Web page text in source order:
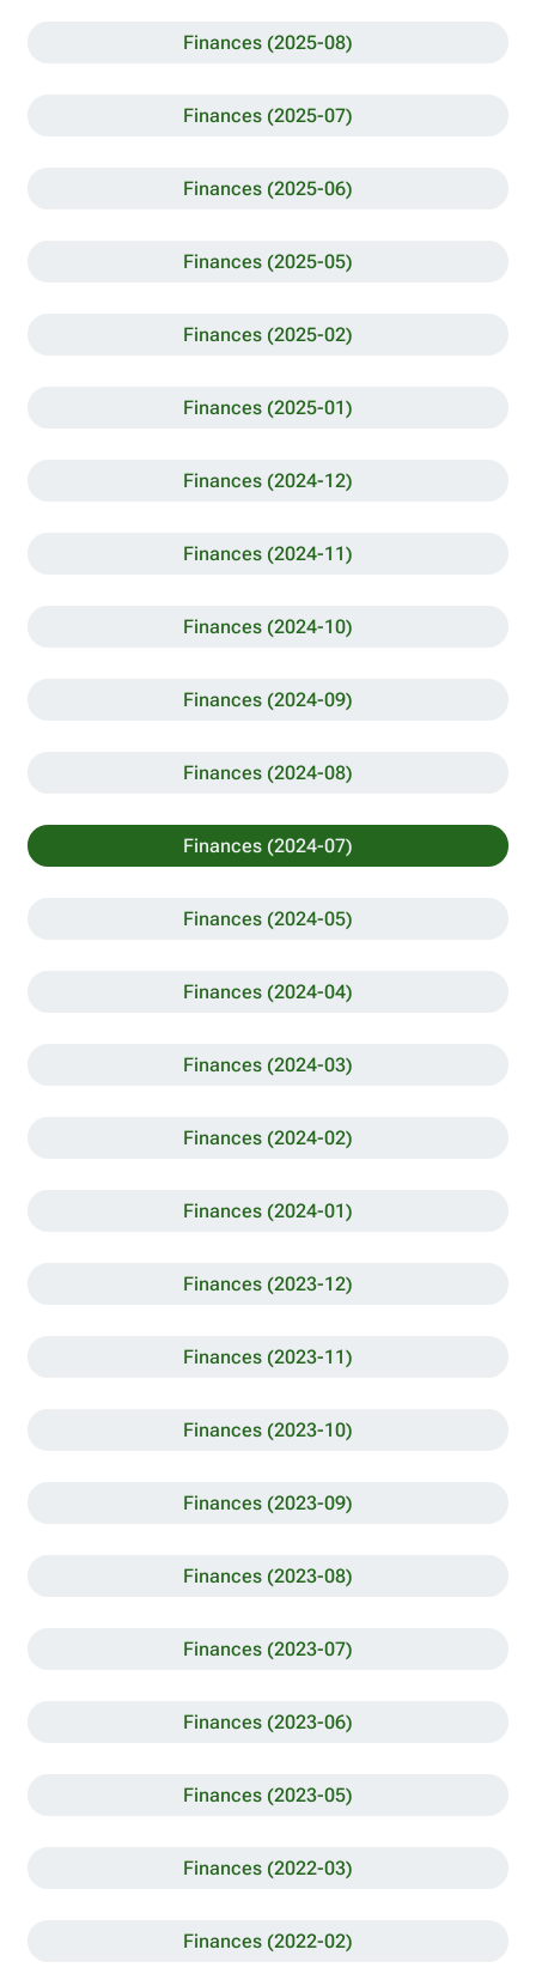
Finances (2025-08)
Finances (2025-07)
Finances (2025-06)
Finances (2025-05)
Finances (2025-02)
Finances (2025-01)
Finances (2024-12)
Finances (2024-11)
Finances (2024-10)
Finances (2024-09)
Finances (2024-08)
Finances (2024-07)
Finances (2024-05)
Finances (2024-04)
Finances (2024-03)
Finances (2024-02)
Finances (2024-01)
Finances (2023-12)
Finances (2023-11)
Finances (2023-10)
Finances (2023-09)
Finances (2023-08)
Finances (2023-07)
Finances (2023-06)
Finances (2023-05)
Finances (2022-03)
Finances (2022-02)